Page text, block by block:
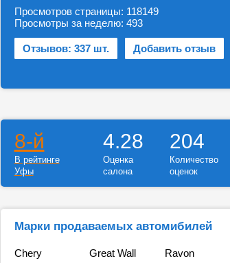
Просмотров страницы:
Просмотры за неделю:
118149
493
Отзывов: 337 шт. Добавить отзыв
8-й
В рейтинге
Уфы
4.28
Оценка
салона
204
Количество
оценок
Марки продаваемых автомибилей
Chery Great Wall Ravon